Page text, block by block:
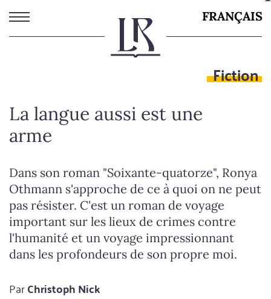
Aller
au
contenu
FRANÇAIS
Fiction
La langue aussi est une
arme
Dans son roman "Soixante-quatorze", Ronya
Othmann s'approche de ce à quoi on ne peut
pas résister. C'est un roman de voyage
important sur les lieux de crimes contre
l'humanité et un voyage impressionnant
dans les profondeurs de son propre moi.
ParChristoph Nick